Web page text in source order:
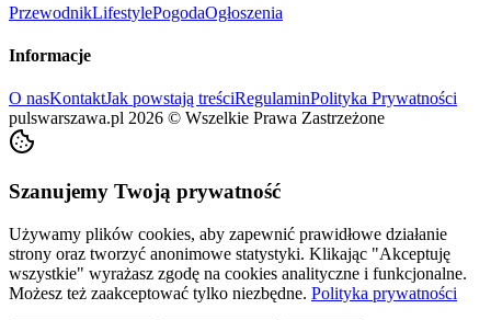
PrzewodnikLifestylePogodaOgłoszenia
Informacje
O nasKontaktJak powstają treściRegulaminPolityka Prywatności
pulswarszawa.pl 2026 © Wszelkie Prawa Zastrzeżone
Szanujemy Twoją prywatność
Używamy plików cookies, aby zapewnić prawidłowe działanie
strony oraz tworzyć anonimowe statystyki. Klikając "Akceptuję
wszystkie" wyrażasz zgodę na cookies analityczne i funkcjonalne.
Możesz też zaakceptować tylko niezbędne. Polityka prywatności